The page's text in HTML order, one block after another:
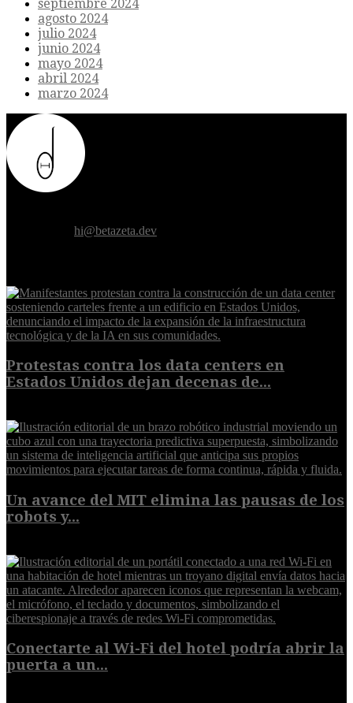
septiembre 2024
agosto 2024
julio 2024
junio 2024
mayo 2024
abril 2024
marzo 2024
hi@betazeta.dev
Protestas contra los data centers en
Estados Unidos dejan decenas de...
Un avance del MIT elimina las pausas de los
robots y...
Conectarte al Wi-Fi del hotel podría abrir la
puerta a un...